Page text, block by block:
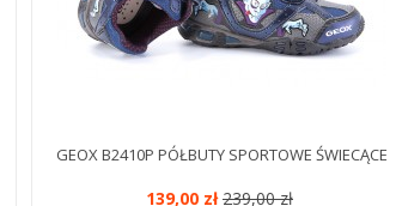
GEOX B2410P PÓŁBUTY SPORTOWE ŚWIECĄCE
139,00 zł239,00 zł